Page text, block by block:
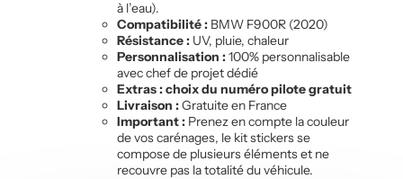
à l’eau).
Compatibilité : BMW F900R (2020)
Résistance : UV, pluie, chaleur
Personnalisation :100% personnalisable
avec chef de projet dédié
Extras : choix du numéro pilote gratuit
Livraison :Gratuite en France
Important : Prenez en compte la couleur
de vos carénages, le kit stickers se
compose de plusieurs éléments et ne
recouvre pas la totalité du véhicule.